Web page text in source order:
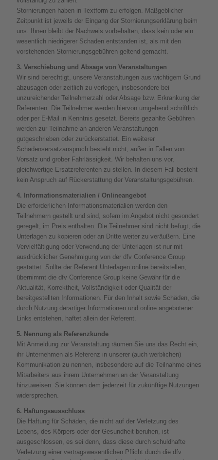
Stornierungen haben in Textform zu erfolgen. Maßgeblicher
Zeitpunkt ist jeweils der Eingang der Stornierungserklärung beim
uns. Ihnen bleibt der Nachweis vorbehalten, dass kein oder ein
wesentlich niedrigerer Schaden entstanden ist, als mit den
vorstehenden Stornierungsgebühren geltend gemacht.
3. Verschiebung und Absage von Veranstaltungen
Wir sind berechtigt, unsere Veranstaltungen aus wichtigem Grund
abzusagen oder zeitlich zu verlegen, insbesondere bei
unzureichender Teilnehmerzahl oder Absage bzw. Erkrankung der
Referenten. Die Teilnehmer werden hiervon umgehend schriftlich
oder per E-Mail in Kenntnis gesetzt. Bereits gezahlte Gebühren
werden zur Teilnahme an anderen Veranstaltungen
gutgeschrieben oder zurückerstattet. Ein weiterer
Schadensersatzanspruch besteht nicht, außer in Fällen von
Vorsatz und grober Fahrlässigkeit. Wir behalten uns vor,
gleichwertige Ersatzreferenten zu stellen. In diesem Fall besteht
kein Anspruch auf Rückerstattung der Veranstaltungsgebühren.
4. Informationsmaterialien / Onlineangebot
Die erforderlichen Informationsmaterialien werden den
Teilnehmern gestellt und sind, sofern im Angebot nicht gesondert
geregelt, im Preis enthalten. Die Teilnehmer sind nicht befugt, die
Unterlagen zu kopieren oder an Dritte weiter zu veräußern. Eine
Vervielfältigung oder Verwendung der Unterlagen ist nur mit
ausdrücklicher Genehmigung von der dfv Conference Group
gestattet. Sollte der Referent Unterlagen online bereitstellen,
übernimmt die dfv Conference Group keine Gewähr für die
Aktualität, Korrektheit, Vollständigkeit oder Qualität der
bereitgestellten Informationen. Für den Inhalt sowie Schäden, die
durch Nutzung derartiger Informationen und online angebotener
Links entstehen, haftet allein der Referent.
5. Nennung als Referenzkunde
Mit Anmeldung zur Veranstaltung räumen Sie uns das Recht ein,
ihr Unternehmen als Referenz in unserer (auch werblichen)
Kommunikation zu nennen, insbesondere auf die Teilnahme eines
Mitarbeiters aus ihrem Unternehmen an der Veranstaltung
hinzuweisen. Sie können dem jederzeit für zukünftige Nutzungen
widersprechen.
6. Haftungsausschluss
Die Haftung für Schäden, die nicht auf der Verletzung des
Lebens, des Körpers oder der Gesundheit beruhen, ist
ausgeschlossen, es sei denn, dass diese durch schuldhafte
Verletzung einer vertragswesentlichen Pflicht durch die dfv